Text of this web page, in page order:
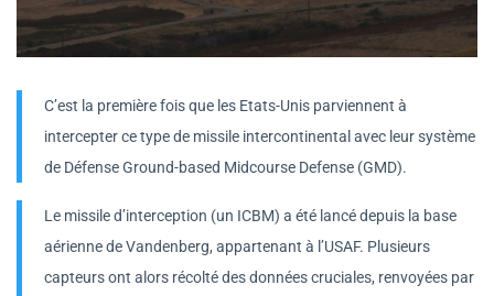
C’est la première fois que les Etats-Unis parviennent à
intercepter ce type de missile intercontinental avec leur système
de Défense Ground-based Midcourse Defense (GMD).
Le missile d’interception (un ICBM) a été lancé depuis la base
aérienne de Vandenberg, appartenant à l’USAF. Plusieurs
capteurs ont alors récolté des données cruciales, renvoyées par